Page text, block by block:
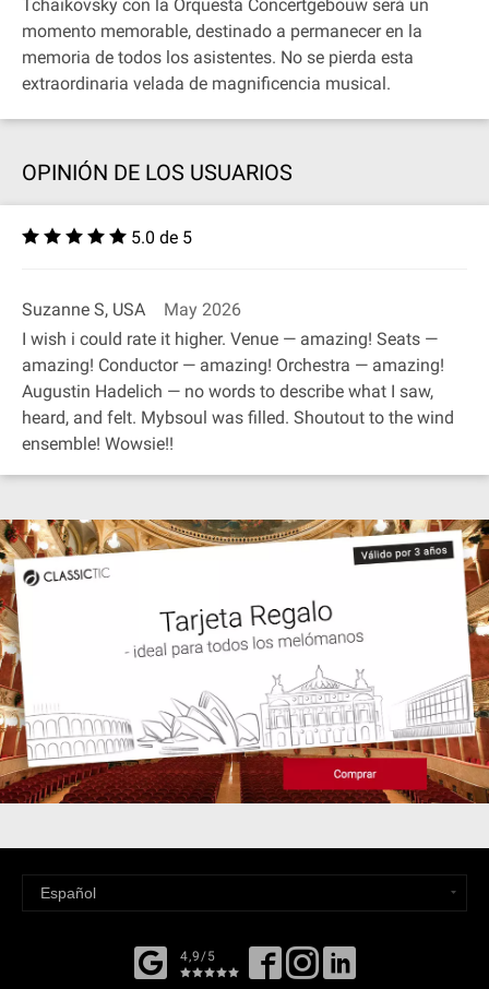
Tchaikovsky con la Orquesta Concertgebouw será un
momento memorable, destinado a permanecer en la
memoria de todos los asistentes. No se pierda esta
extraordinaria velada de magnificencia musical.
OPINIÓN DE LOS USUARIOS
5.0 de 5
Suzanne S, USA
May 2026
I wish i could rate it higher. Venue — amazing! Seats —
amazing! Conductor — amazing! Orchestra — amazing!
Augustin Hadelich — no words to describe what I saw,
heard, and felt. Mybsoul was filled. Shoutout to the wind
ensemble! Wowsie!!
4,9/5